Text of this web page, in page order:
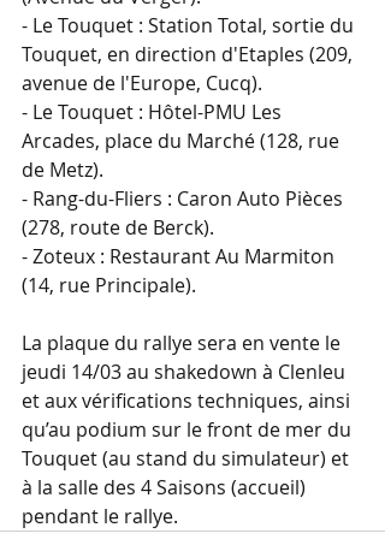
- Le Touquet : Station Total, sortie du
Touquet, en direction d'Etaples (209,
avenue de l'Europe, Cucq).
- Le Touquet : Hôtel-PMU Les
Arcades, place du Marché (128, rue
de Metz).
- Rang-du-Fliers : Caron Auto Pièces
(278, route de Berck).
- Zoteux : Restaurant Au Marmiton
(14, rue Principale).
La plaque du rallye sera en vente le
jeudi 14/03 au shakedown à Clenleu
et aux vérifications techniques, ainsi
qu’au podium sur le front de mer du
Touquet (au stand du simulateur) et
à la salle des 4 Saisons (accueil)
pendant le rallye.